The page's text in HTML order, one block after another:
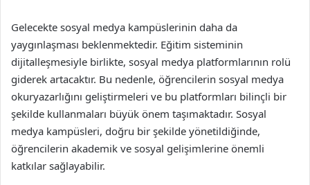
Gelecekte sosyal medya kampüslerinin daha da
yaygınlaşması beklenmektedir. Eğitim sisteminin
dijitalleşmesiyle birlikte, sosyal medya platformlarının rolü
giderek artacaktır. Bu nedenle, öğrencilerin sosyal medya
okuryazarlığını geliştirmeleri ve bu platformları bilinçli bir
şekilde kullanmaları büyük önem taşımaktadır. Sosyal
medya kampüsleri, doğru bir şekilde yönetildiğinde,
öğrencilerin akademik ve sosyal gelişimlerine önemli
katkılar sağlayabilir.